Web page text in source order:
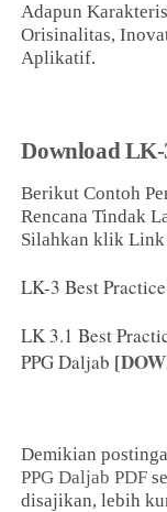
Adapun
Orisinalitas,
Aplikatif.
Download LK-
Berikut Contoh
Rencana Tindak
Silahkan klik Link
LK-3 Best
LK 3.1 Best
PPG Daljab
Demikian
PPG Daljab PDF
disajikan, lebih